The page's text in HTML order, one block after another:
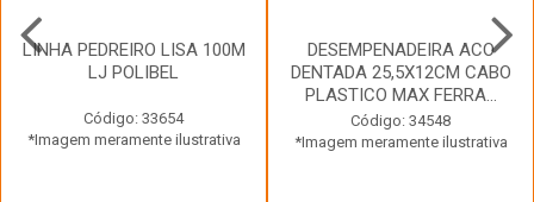
LINHA PEDREIRO LISA 100M
LJ POLIBEL
Código: 33654
*Imagem meramente ilustrativa
DESEMPENADEIRA ACO
DENTADA 25,5X12CM CABO
PLASTICO MAX FERRA...
Código: 34548
*Imagem meramente ilustrativa